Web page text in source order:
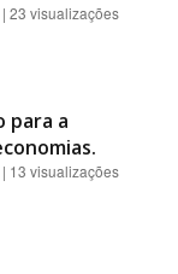
| 23 visualizações
para a
| 13 visualizações